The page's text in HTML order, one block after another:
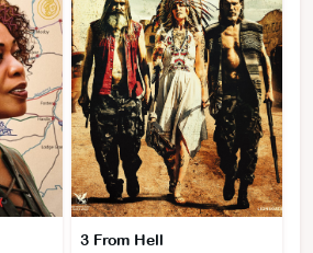
3 From Hell